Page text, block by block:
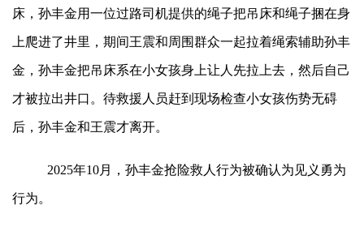
床，孙丰金用一位过路司机提供的绳子把吊床和绳子捆在身
上爬进了井里，期间王震和周围群众一起拉着绳索辅助孙丰
金，孙丰金把吊床系在小女孩身上让人先拉上去，然后自己
才被拉出井口。待救援人员赶到现场检查小女孩伤势无碍
后，孙丰金和王震才离开。
2025年10月，孙丰金抢险救人行为被确认为见义勇为
行为。